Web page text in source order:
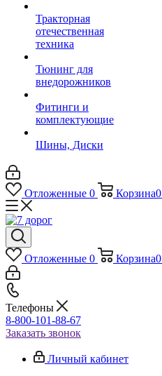
Тракторная
отечественная
техника
Тюнинг для
внедорожников
Фитинги и
комплектующие
Шины, Диски
Отложенные 0 Корзина0
Отложенные 0 Корзина0
Телефоны
8-800-101-88-67
Заказать звонок
Личный кабинет